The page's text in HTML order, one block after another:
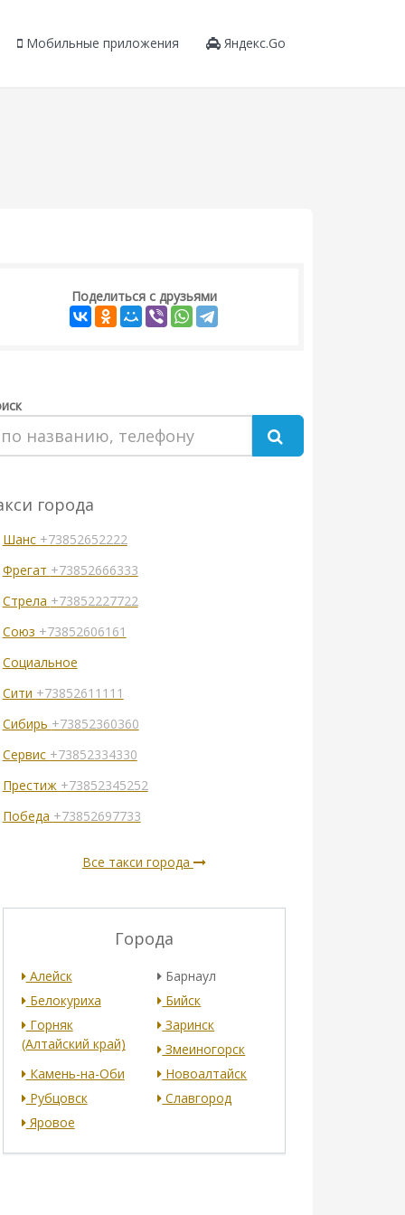
Мобильные приложения Яндекс.Go
Поделиться с друзьями
города
Шанс +73852652222
Фрегат +73852666333
Стрела +73852227722
Союз +73852606161
Социальное
Сити +73852611111
Сибирь +73852360360
Сервис +73852334330
Престиж +73852345252
Победа +73852697733
Все такси города
Города
Алейск
Барнаул
Белокуриха
Бийск
Горняк
(Алтайский край)
Заринск
Змеиногорск
Камень-на-Оби
Новоалтайск
Рубцовск
Славгород
Яровое